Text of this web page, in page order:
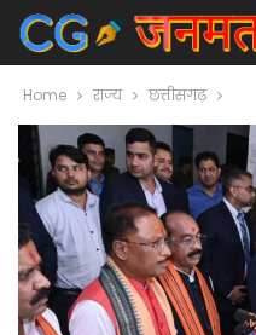
Home राज्य छत्तीसगढ़